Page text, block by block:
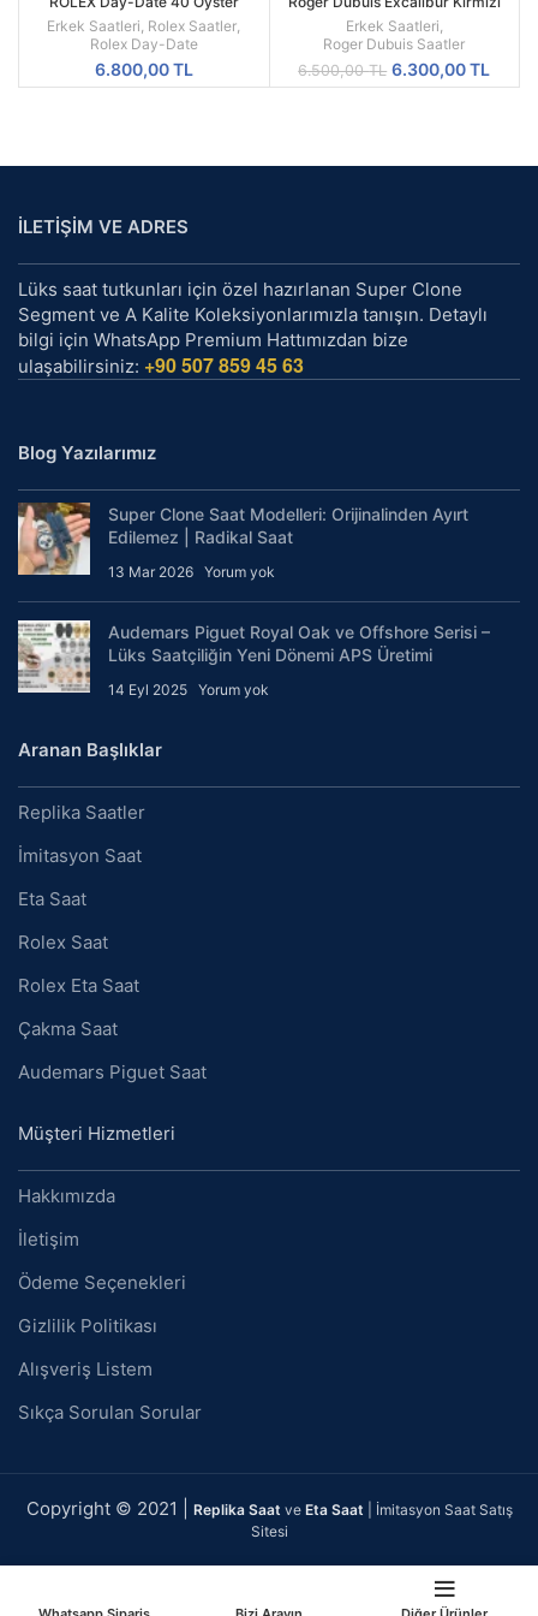
Everose Gold Ref M228235-0025
Erkek Saatleri Rolex Saatler
Rolex Day-Date
6.800,00TL
Spider Pirelli Replika Erkek Saati
Erkek Saatleri
Roger Dubuis Saatler
6.500,00TL Orijinal
fiyat:
6.300,00TL
İLETİŞİM VE ADRES
Lüks saat tutkunları için özel hazırlanan Super Clone
Segment ve A Kalite Koleksiyonlarımızla tanışın. Detaylı
bilgi için WhatsApp Premium Hattımızdan bize
ulaşabilirsiniz: +90 507 859 45 63
Blog Yazılarımız
Super Clone Saat Modelleri: Orijinalinden Ayırt
Edilemez | Radikal Saat
13 Mar 2026 Yorum yok
Audemars Piguet Royal Oak ve Offshore Serisi –
Lüks Saatçiliğin Yeni Dönemi APS Üretimi
14 Eyl 2025 Yorum yok
Aranan Başlıklar
Replika Saatler
İmitasyon Saat
Eta Saat
Rolex Saat
Rolex Eta Saat
Çakma Saat
Audemars Piguet Saat
Müşteri Hizmetleri
Hakkımızda
İletişim
Ödeme Seçenekleri
Gizlilik Politikası
Alışveriş Listem
Sıkça Sorulan Sorular
Copyright © 2021 | Replika Saat ve Eta Saat | İmitasyon Saat Satış
Sitesi